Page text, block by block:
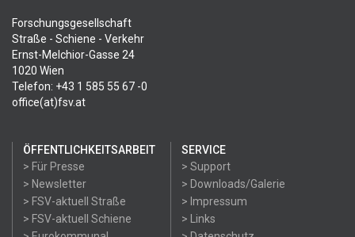
Forschungsgesellschaft
Straße - Schiene - Verkehr
Ernst-Melchior-Gasse 24
1020 Wien
Telefon: +43 1 585 55 67 -0
office(at)fsv.at
ÖFFENTLICHKEITSARBEIT
> Für Presse
> Newsletter
> FSV-aktuell Straße
> FSV-aktuell Schiene
SERVICE
> Support
> Downloads/Galerie
> Impressum
> Links